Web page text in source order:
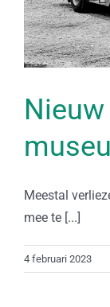
Meestal
mee te [...]
4 februari 2023